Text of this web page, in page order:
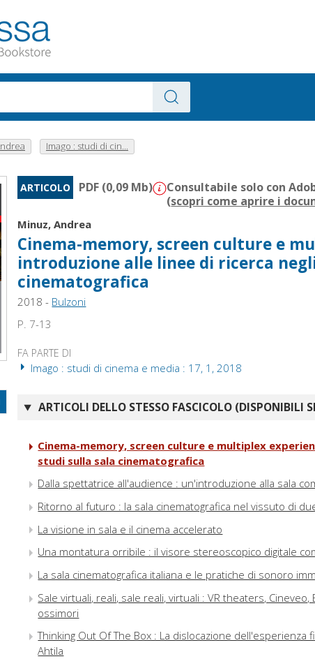
Imago : studi di cin...
ARTICOLO PDF (0,09 Mb)
Consultabile solo con
(scopri come aprire i
Minuz, Andrea
Cinema-memory, screen culture e
introduzione alle linee di ricerca
cinematografica
2018 - Bulzoni
P. 7-13
FA PARTE DI
Imago : studi di cinema e media : 17, 1, 2018
ARTICOLI DELLO STESSO FASCICOLO (DISPONIBILI
Cinema-memory, screen culture e multiplex
studi sulla sala cinematografica
Dalla spettatrice all'audience : un'introduzione alla sala
Ritorno al futuro : la sala cinematografica nel vissuto di
La visione in sala e il cinema accelerato
Una montatura orribile : il visore stereoscopico digitale
La sala cinematografica italiana e le pratiche di sonoro
Sale virtuali, reali, sale reali, virtuali : VR theaters,
ossimori
Thinking Out Of The Box : La dislocazione dell'esperienza
Ahtila